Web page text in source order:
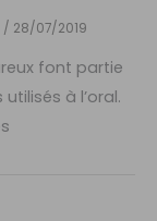
/ 28/07/2019
font partie
à l’oral.